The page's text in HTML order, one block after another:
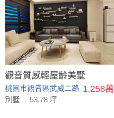
觀音質感輕屋齡美墅
桃園市觀音區武威二路 1,258萬
別墅 53.78 坪